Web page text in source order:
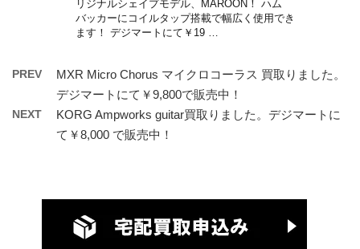
リジナルシェイプモデル、MAROON！ ハム
バッカーにコイルタップ搭載で幅広く使用でき
ます！ デジマートにて￥19 …
PREV
MXR Micro Chorus マイクロコーラス 買取りました。
デジマートにて￥9,800で販売中！
NEXT
KORG Ampworks guitar買取りました。デジマートに
て￥8,000 で販売中！